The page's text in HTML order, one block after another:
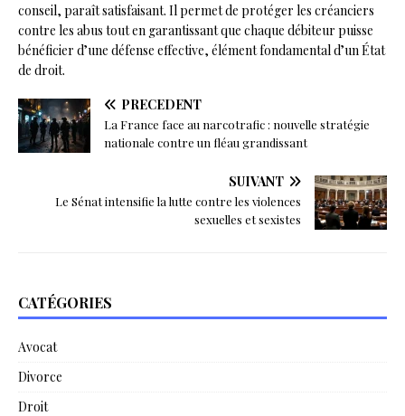
conseil, paraît satisfaisant. Il permet de protéger les créanciers
contre les abus tout en garantissant que chaque débiteur puisse
bénéficier d’une défense effective, élément fondamental d’un État
de droit.
PRÉCÉDENT
La France face au narcotrafic : nouvelle stratégie
nationale contre un fléau grandissant
SUIVANT
Le Sénat intensifie la lutte contre les violences
sexuelles et sexistes
CATÉGORIES
Avocat
Divorce
Droit